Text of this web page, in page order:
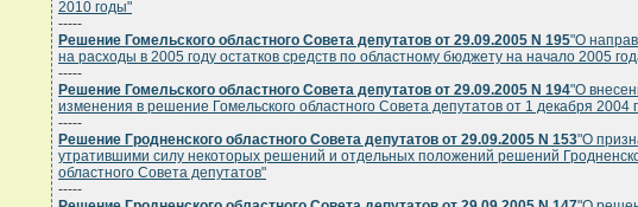
2010 годы"
-----
Решение Гомельского областного Совета депутатов от 29.09.2005 N 195"О
на расходы в 2005 году остатков средств по областному бюджету на начало 2005
-----
Решение Гомельского областного Совета депутатов от 29.09.2005 N 194"О
изменения в решение Гомельского областного Совета депутатов от 1 декабря 2004
-----
Решение Гродненского областного Совета депутатов от 29.09.2005 N 153"О
утратившими силу некоторых решений и отдельных положений решений
областного Совета депутатов"
-----